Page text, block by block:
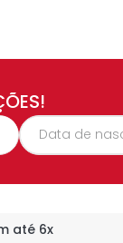
até 6x